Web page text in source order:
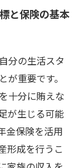
と保険の基本
分の生活スタ
重要です。
十分に賄えな
が生じる可能
金保険を活用
形成を行うこ